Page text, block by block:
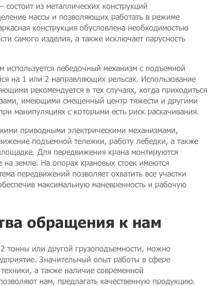
из металлических конструкций
массы и позволяющих работать в режиме
конструкция обусловлена необходимостью
самого изделия, а также исключает парусность
используется лебедочный механизм с подъемной
на 1 или 2 направляющих рельсах. Использование
рекомендуется в тех случаях, когда приходиться
имеющими смещенный центр тяжести и другими
манипуляциях с которыми есть риск раскачивания.
приводными электрическими механизмами,
подъемной тележки, работу лебедки, а также
Для передвижения крана монтируются
земле. На опорах крановых стоек имеются
передвижений позволяет охватить все участки
максимальную маневренность и рабочую
обращения к нам
тонны или другой грузоподъемности, можно
Значительный опыт работы в сфере
а также наличие современной
нам, предлагать качественную продукцию.